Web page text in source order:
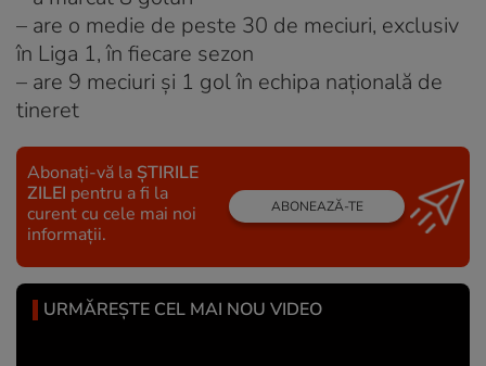
– are o medie de peste 30 de meciuri, exclusiv
în Liga 1, în fiecare sezon
– are 9 meciuri și 1 gol în echipa națională de
tineret
Abonați-vă la ȘTIRILE
ZILEI pentru a fi la
curent cu cele mai noi
informații.
ABONEAZĂ-TE
URMĂREȘTE CEL MAI NOU VIDEO